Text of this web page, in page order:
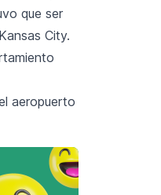
que ser
City.
aeropuerto